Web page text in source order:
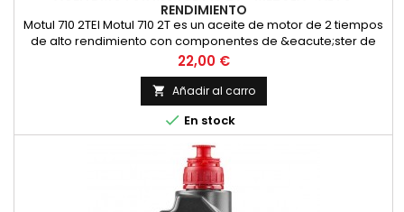
RENDIMIENTO
Motul 710 2TEl Motul 710 2T es un aceite de motor de 2 tiempos
de alto rendimiento con componentes de &eacute;ster de
alta calidad para las m&aacute;s altas exigencias en las
carreras y en la carretera en todos los motores de 2 tiempos
con inyecci&oacute;n o carburador. Adecuado para la
lubricaci&oacute;n mixta y separada. Compatible con los
modernos...
Precio
22,00 €
 Añadir al carro
 En stock